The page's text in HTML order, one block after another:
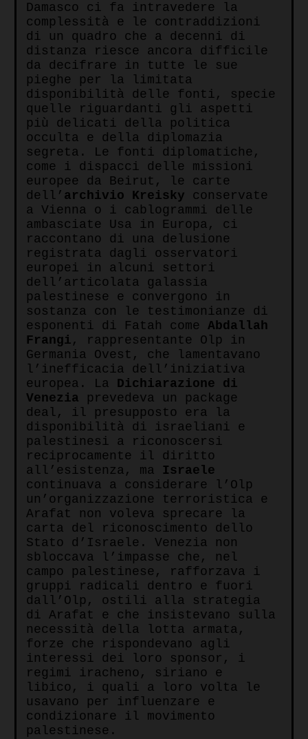
Damasco ci fa intravedere la
complessità e le contraddizioni
di un quadro che a decenni di
distanza riesce ancora difficile
da decifrare in tutte le sue
pieghe per la limitata
disponibilità delle fonti, specie
quelle riguardanti gli aspetti
più delicati della politica
occulta e della diplomazia
segreta. Le fonti diplomatiche,
come i dispacci delle missioni
europee da Beirut, le carte
dell’ archivio Kreisky conservate
a Vienna o i cablogrammi delle
ambasciate Usa in Europa, ci
raccontano di una delusione
registrata dagli osservatori
europei in alcuni settori
dell’articolata galassia
palestinese e convergono in
sostanza con le testimonianze di
esponenti di Fatah come Abdallah
Frangi , rappresentante Olp in
Germania Ovest, che lamentavano
l’inefficacia dell’iniziativa
europea. La Dichiarazione di
Venezia prevedeva un package
deal, il presupposto era la
disponibilità di israeliani e
palestinesi a riconoscersi
reciprocamente il diritto
all’esistenza, ma Israele
continuava a considerare l’Olp
un’organizzazione terroristica e
Arafat non voleva sprecare la
carta del riconoscimento dello
Stato d’Israele. Venezia non
sbloccava l’impasse che, nel
campo palestinese, rafforzava i
gruppi radicali dentro e fuori
dall’Olp, ostili alla strategia
di Arafat e che insistevano sulla
necessità della lotta armata,
forze che rispondevano agli
interessi dei loro sponsor, i
regimi iracheno, siriano e
libico, i quali a loro volta le
usavano per influenzare e
condizionare il movimento
palestinese.